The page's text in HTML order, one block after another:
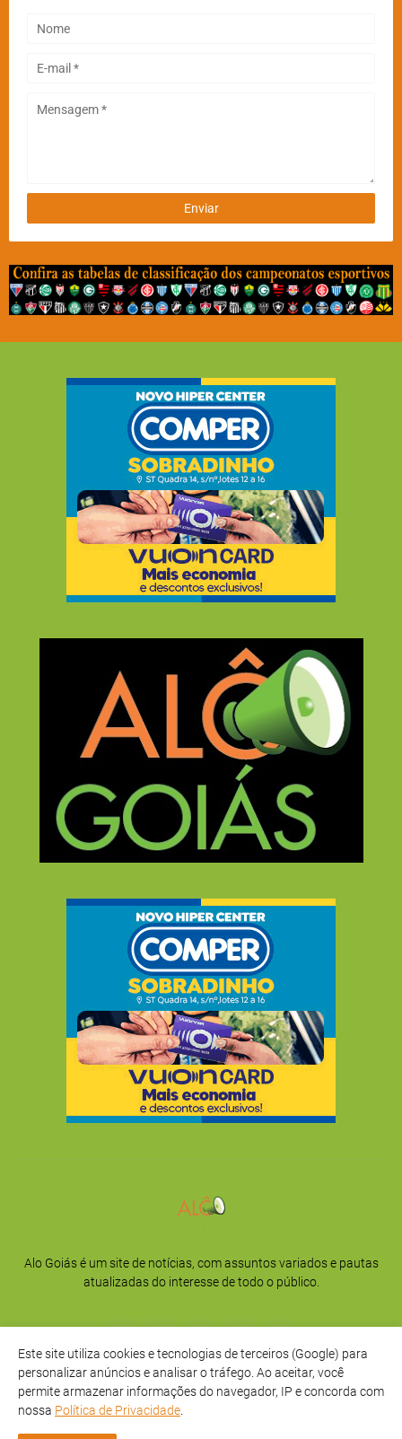
Alo Goiás é um site de notícias, com assuntos variados e pautas
atualizadas do interesse de todo o público.
Início Sobre
Este site utiliza cookies e tecnologias de terceiros (Google) para
personalizar anúncios e analisar o tráfego. Ao aceitar, você
permite armazenar informações do navegador, IP e concorda com
nossa Política de Privacidade